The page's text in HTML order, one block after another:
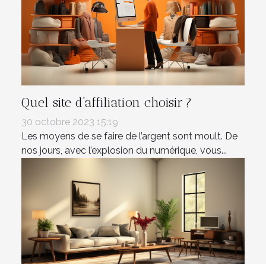
Quel site d’affiliation choisir ?
30 octobre 2023 15:19
Les moyens de se faire de l’argent sont moult. De
nos jours, avec l’explosion du numérique, vous...